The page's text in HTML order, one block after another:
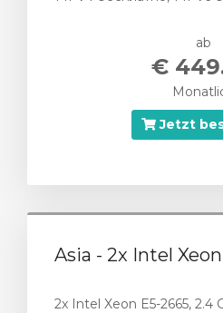
ab
€
Jetzt
Asia - 2x Intel
2x Intel Xeon E5-2665, 2.4